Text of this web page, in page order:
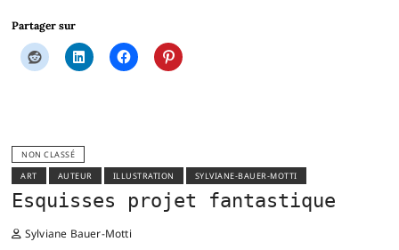
Partager sur
NON CLASSÉ
ART
AUTEUR ILLUSTRATION SYLVIANE-BAUER-MOTTI
Esquisses projet fantastique
Sylviane Bauer-Motti